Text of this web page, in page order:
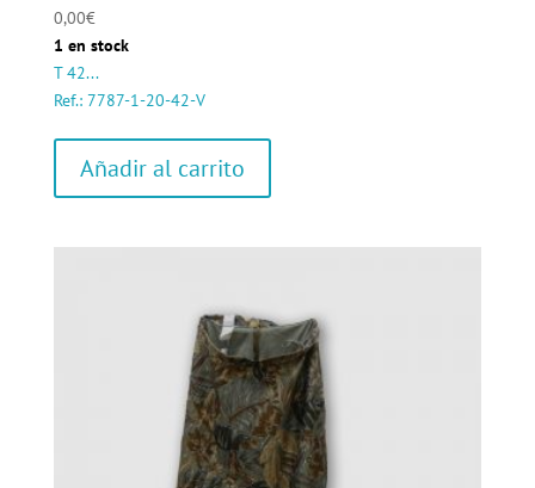
0,00€
1 en stock
T 42...
Ref.: 7787-1-20-42-V
Añadir al carrito